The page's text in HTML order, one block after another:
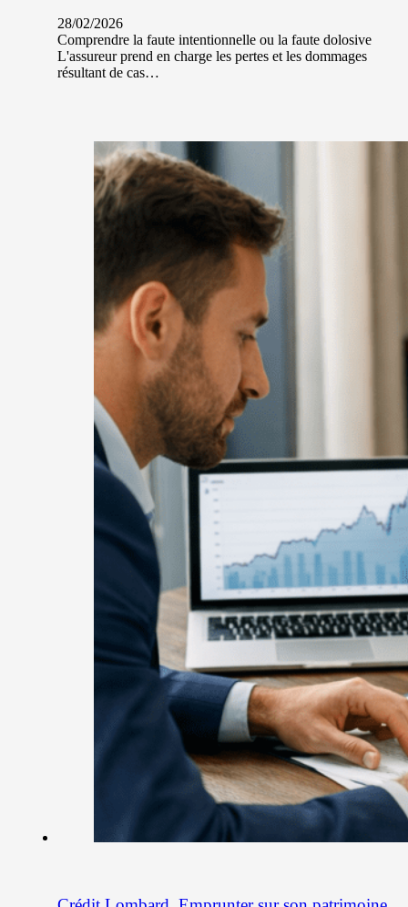
28/02/2026
Comprendre la faute intentionnelle ou la faute dolosive
L'assureur prend en charge les pertes et les dommages
résultant de cas…